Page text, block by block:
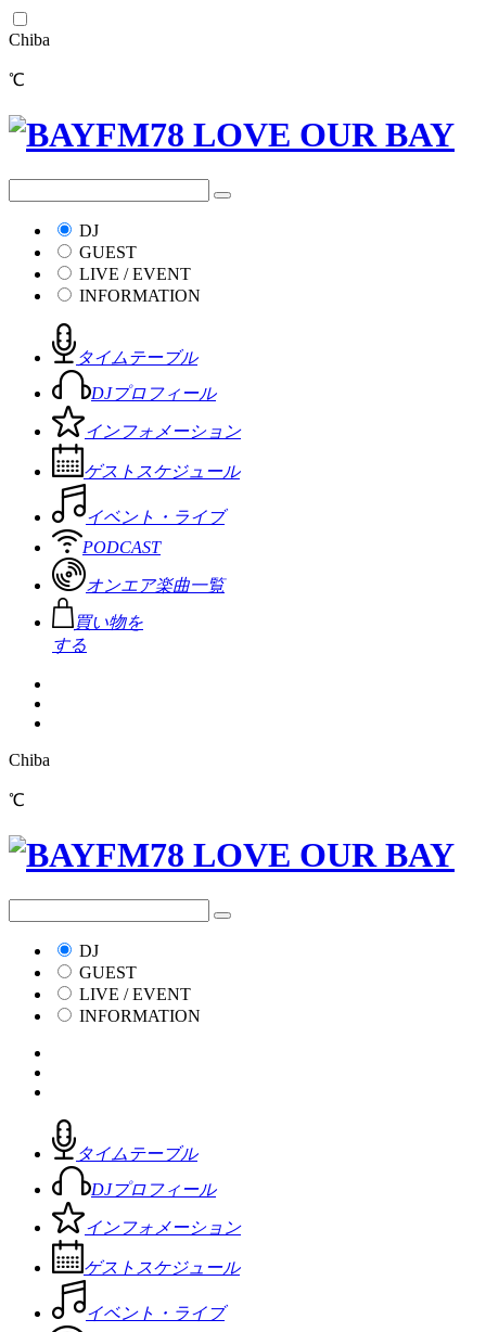
Chiba
℃
DJ
GUEST
LIVE / EVENT
INFORMATION
タイムテーブル
DJプロフィール
インフォメーション
ゲストスケジュール
イベント・ライブ
PODCAST
オンエア楽曲一覧
買い物を
する
Chiba
℃
DJ
GUEST
LIVE / EVENT
INFORMATION
タイムテーブル
DJプロフィール
インフォメーション
ゲストスケジュール
イベント・ライブ